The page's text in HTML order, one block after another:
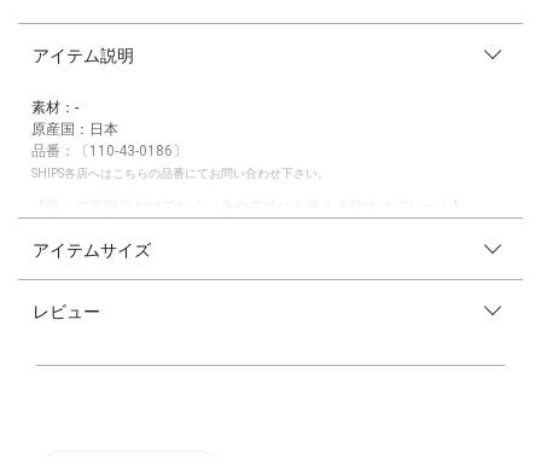
アイテム説明
素材：-
原産国：日本
品番：〔110-43-0186〕
SHIPS各店へはこちらの品番にてお問い合わせ下さい。
水）防汚効果のあるプロテクティブスプレーです。
アイテムサイズ
レビュー